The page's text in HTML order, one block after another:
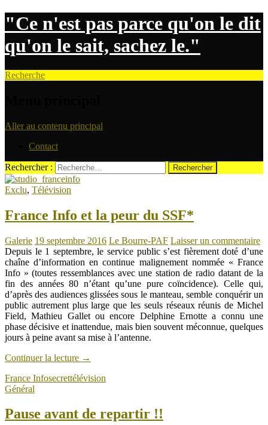
"Ce n'est pas parce qu'on le dit
qu'on le sait, sachez le."
Recherche
Aller au contenu principal
Contact
Rechercher :
Exclu, Télévision
France Info et la peur du SSF*
Galerie 19 septembre 2016 Le Bourre-PAF Laisser un commentaire
Depuis le 1 septembre, le service public s’est fièrement doté d’une
chaîne d’information en continue malignement nommée « France
Info » (toutes ressemblances avec une station de radio datant de la
fin des années 80 n’étant qu’une pure coïncidence). Celle qui,
d’après des audiences glissées sous le manteau, semble conquérir un
public autrement plus large que les seuls réseaux réunis de Michel
Field, Mathieu Gallet ou encore Delphine Ernotte a connu une
phase décisive et inattendue, mais bien souvent méconnue, quelques
jours à peine avant sa mise à l’antenne.
Continuer la lecture →
France Infosecrettélévision
Général
Pause avant de repartir !!